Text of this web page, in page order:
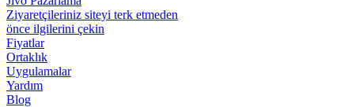
Ziyaretçileriniz siteyi terk etmeden
önce ilgilerini çekin
Fiyatlar
Ortaklık
Uygulamalar
Yardım
Blog